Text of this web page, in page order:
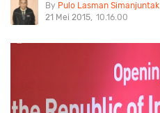
Pulo Lasman Simanjuntak
21 Mei 2015 10.16.00